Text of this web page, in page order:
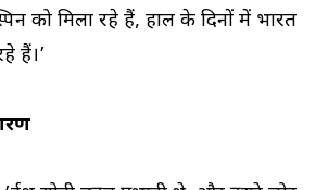
को मिला रहे हैं, हाल के दिनों में भारत
हैं।’